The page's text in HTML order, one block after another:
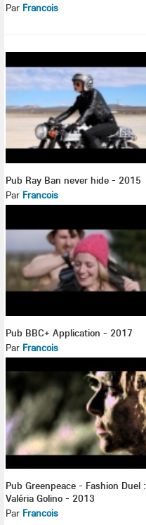
Par Francois
Pub Ray Ban never hide - 2015
Par Francois
Pub BBC+ Application - 2017
Par Francois
Pub Greenpeace - Fashion Duel :
Valéria Golino - 2013
Par Francois